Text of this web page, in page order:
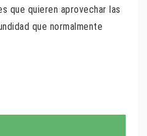
que quieren aprovechar las
que normalmente